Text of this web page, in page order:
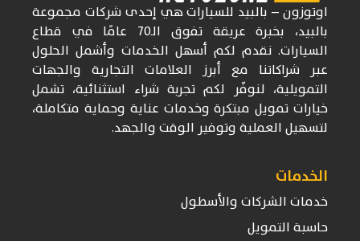
اوتوزون– بالبيد للسياراتهي إحدى شركات مجموعة
بالبيد، بخبرة عريقة تفوق الـ70
عامًا في قطاع
السيارات. نقدم لكم أسهل الخدمات وأشمل الحلول
عبر شراكاتنا مع أبرز العلامات التجارية والجهات
التمويلية، لنوفّر لكم تجربة شراء استثنائية، تشمل
خيارات تمويل مبتكرة وخدمات عناية وحماية متكاملة،
لتسهيل العملية وتوفير الوقت والجهد.
الخدمات
خدمات الشركات والأسطول
حاسبة التمويل